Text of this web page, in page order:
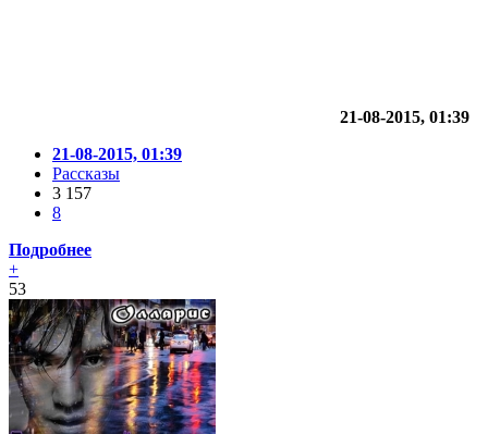
21-08-2015, 01:39
21-08-2015, 01:39
Рассказы
3 157
8
Подробнее
+
53